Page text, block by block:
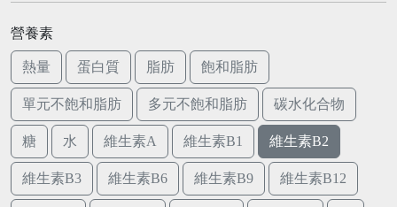
營養素
熱量 蛋白質 脂肪 飽和脂肪
單元不飽和脂肪 多元不飽和脂肪 碳水化合物
糖 水 維生素A 維生素B1 維生素B2
維生素B3 維生素B6 維生素B9 維生素B12